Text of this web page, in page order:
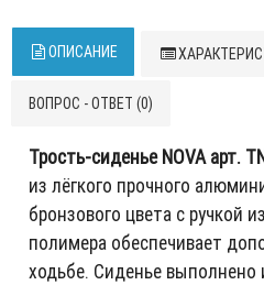
ОПИСАНИЕ
ВОПРОС - ОТВЕТ (0)
Трость-сиденье NOVA арт.
из лёгкого прочного
бронзового цвета с ручкой
полимера обеспечивает
ходьбе. Сиденье выполнено